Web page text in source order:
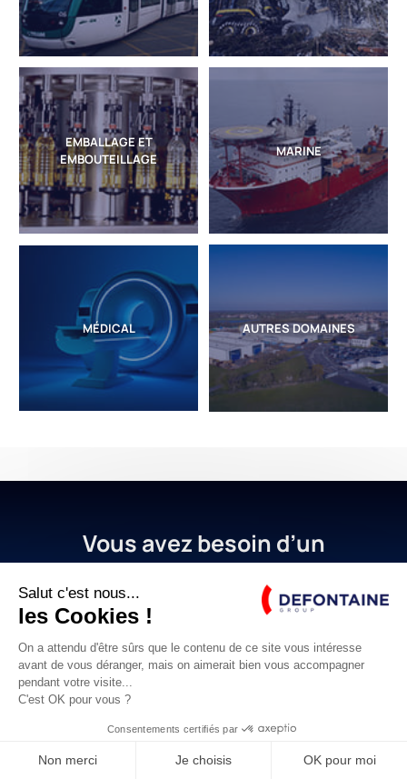
E-SHOP ROLLIX®
EMBALLAGE ET
EMBOUTEILLAGE
MARINE
MÉDICAL AUTRES DOMAINES
Vous avez besoin d’un
accompagnement pour vous
orienter efficacement ?
CONTACTEZ-NOUS